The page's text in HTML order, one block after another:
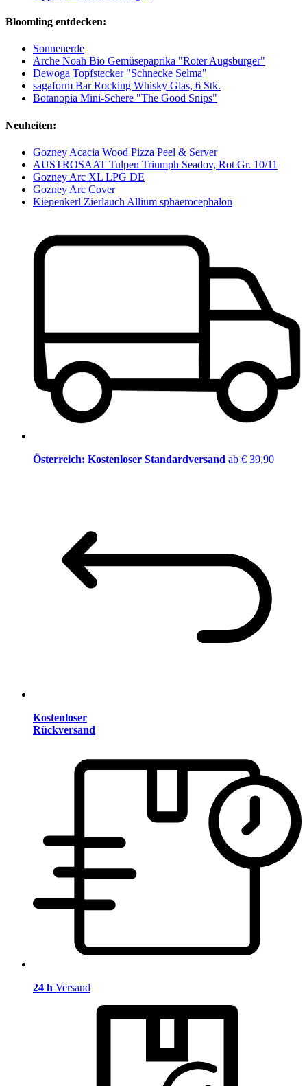
Bloomling entdecken:
Sonnenerde
Arche Noah Bio Gemüsepaprika "Roter Augsburger"
Dewoga Topfstecker "Schnecke Selma"
sagaform Bar Rocking Whisky Glas, 6 Stk.
Botanopia Mini-Schere "The Good Snips"
Neuheiten:
Gozney Acacia Wood Pizza Peel & Server
AUSTROSAAT Tulpen Triumph Seadov, Rot Gr. 10/11
Gozney Arc XL LPG DE
Gozney Arc Cover
Kiepenkerl Zierlauch Allium sphaerocephalon
Österreich: Kostenloser Standardversand ab € 39,90
Kostenloser
Rückversand
24 h Versand